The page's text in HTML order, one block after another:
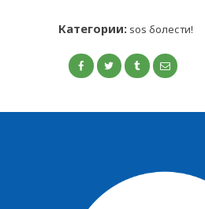
Категории: sos болести!